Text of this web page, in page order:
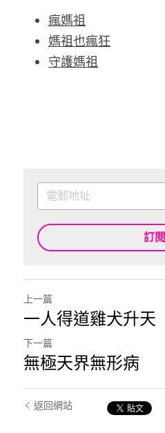
瘋媽祖
媽祖也瘋狂
訂閱
上一篇
一人得道雞犬升天
下一篇
無極天界無形病
返回網站